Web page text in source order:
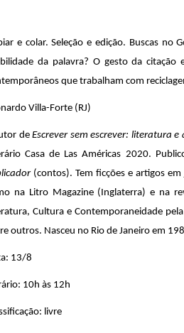
e colar. Seleção e edição. Buscas no
da palavra? O gesto da citação
que trabalham com
Villa-Forte (RJ)
de Escrever sem escrever: literatura
Casa de Las Américas 2020.
(contos). Tem ficções e artigos
na Litro Magazine (Inglaterra) e na
Cultura e Contemporaneidade
outros. Nasceu no Rio de Janeiro em
13/8
10h às 12h
livre